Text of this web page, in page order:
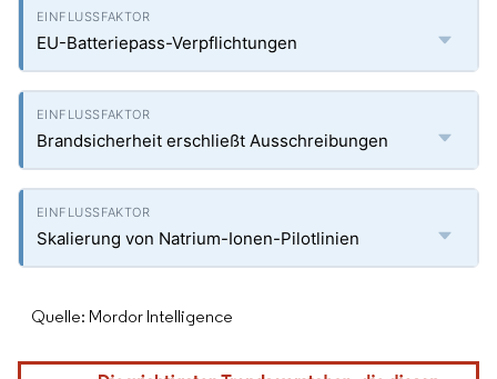
EU-Batteriepass-Verpflichtungen
Brandsicherheit erschließt Ausschreibungen
Skalierung von Natrium-Ionen-Pilotlinien
Quelle: Mordor Intelligence